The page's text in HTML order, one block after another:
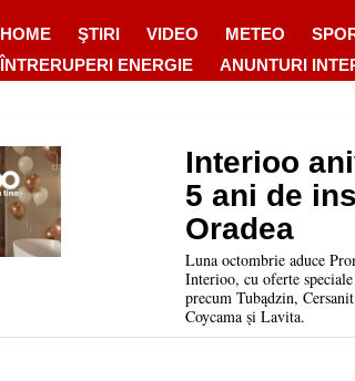
HOME ŞTIRI VIDEO METEO
ÎNTRERUPERI ENERGIE
ANUNTURI
Interioo
5 ani de
Oradea
Luna octombrie aduce
Interioo, cu oferte
precum Tubądzin,
Coycama și Lavita.